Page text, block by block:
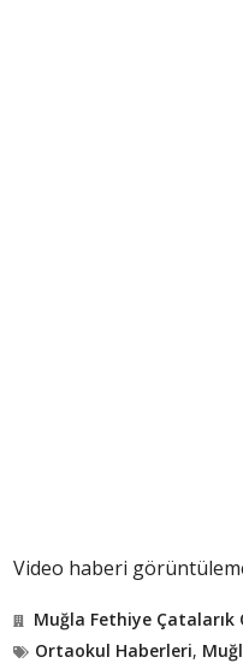
Video haberi
Muğla Fethiye
Ortaokul Haberleri,